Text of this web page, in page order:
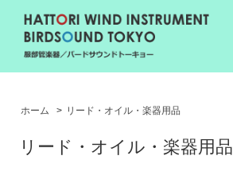
ホーム > リード・オイル・楽器用品
リード・オイル・楽器用品